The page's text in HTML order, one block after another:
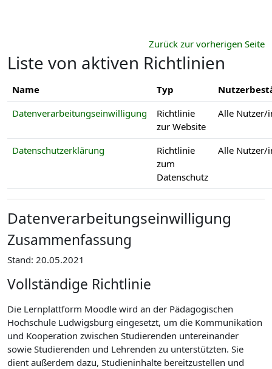
Zurück zur vorherigen Seite
Liste von aktiven Richtlinien
Name Typ
Datenverarbeitungseinwilligung
Richtlinie
zur Website
Alle Nutzer/
Datenschutzerklärung
Richtlinie
zum
Datenschutz
Alle Nutzer/
Datenverarbeitungseinwilligung
Zusammenfassung
Stand: 20.05.2021
Vollständige Richtlinie
Die Lernplattform Moodle wird an der Pädagogischen
Hochschule Ludwigsburg eingesetzt, um die Kommunikation
und Kooperation zwischen Studierenden untereinander
sowie Studierenden und Lehrenden zu unterstützten. Sie
dient außerdem dazu, Studieninhalte bereitzustellen und